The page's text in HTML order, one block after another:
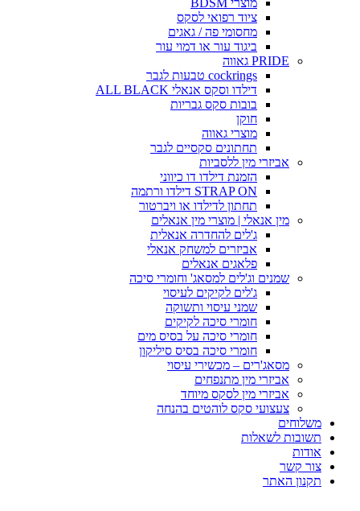
ציוד רפואי לסקס
מחסומי פה / גאגים
ביגוד עור או דמוי עור
PRIDE גאווה
cockrings טבעות לגבר
דילדו וסקס אנאלי ALL BLACK
בובות סקס גבריות
חוקן
מוצרי גאווה
תחתונים סקסיים לגבר
אביזרי מין ללסביות
הזמנת דילדו דו כיווני
STRAP ON דילדו ורתמה
תחתון לדילדו או ויברטור
מין אנאלי | מוצרי מין אנאלים
ג'לים להחדרה אנאלית
אביזרים למשחק אנאלי
פלאגים אנאלים
שמנים וג'לים למסאג' וחומרי סיכה
ג'לים לקיקים לעיסוי
שמני עיסוי ותשוקה
חומרי סיכה לקיקים
חומרי סיכה על בסיס מים
חומרי סיכה בסיס סיליקון
מסאג'רים – מכשירי עיסוי
אביזרי מין מתנפחים
אביזרי מין לסקס מיוחד
צעצועי סקס לוהטים בהנחה
משלוחים
תשובות לשאלות
אודות
צור קשר
תקנון האתר